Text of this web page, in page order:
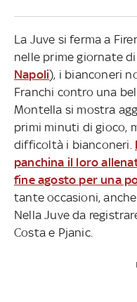
La Juve si ferma a
nelle prime giornate
Napoli), i bianconeri
Franchi contro una
Montella si mostra
primi minuti di gioco,
difficoltà i bianconeri.
panchina il loro
fine agosto per una
tante occasioni,
Nella Juve da
Costa e Pjanic.